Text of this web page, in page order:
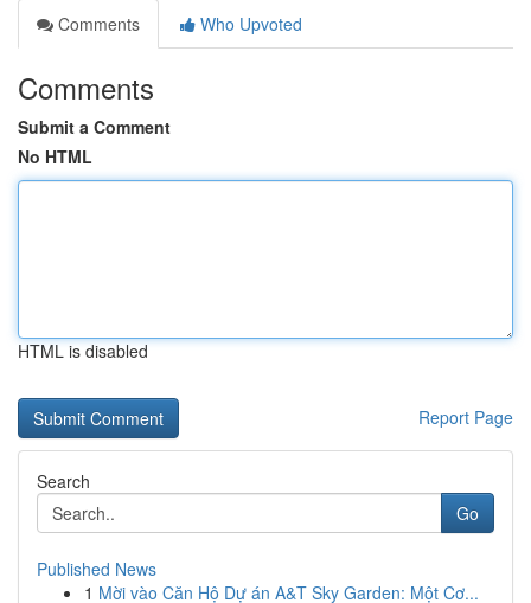
Comments
Who Upvoted
Comments
Submit a Comment
No HTML
HTML is disabled
Report Page
Search
Go
Published News
1 Mời vào Căn Hộ Dự án A&T Sky Garden: Một Cơ...